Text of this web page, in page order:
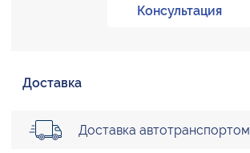
Консультация
Доставка
Доставка автотранспортом